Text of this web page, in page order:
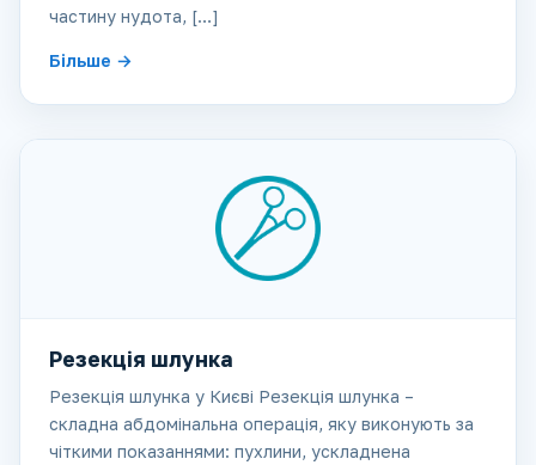
частину нудота, […]
Більше
Резекція шлунка
Резекція шлунка у Києві Резекція шлунка –
складна абдомінальна операція, яку виконують за
чіткими показаннями: пухлини, ускладнена